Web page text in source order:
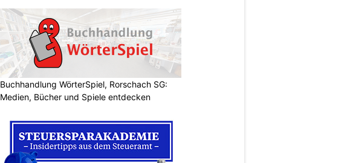
Buchhandlung WörterSpiel, Rorschach SG:
Medien, Bücher und Spiele entdecken